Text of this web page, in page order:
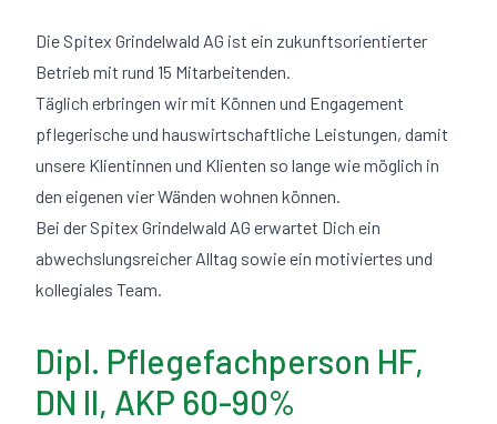
Die Spitex Grindelwald AG ist ein zukunftsorientierter
Betrieb mit rund 15 Mitarbeitenden.
Täglich erbringen wir mit Können und Engagement
pflegerische und hauswirtschaftliche Leistungen, damit
unsere Klientinnen und Klienten so lange wie möglich in
den eigenen vier Wänden wohnen können.
Bei der Spitex Grindelwald AG erwartet Dich ein
abwechslungsreicher Alltag sowie ein motiviertes und
kollegiales Team.
Dipl. Pflegefachperson HF,
DN II, AKP 60-90%